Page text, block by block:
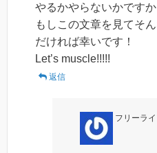
やるかやらないかです
もしこの文章を見てそ
だければ幸いです！
Let’s muscle!!!!!
返信
フリーラ